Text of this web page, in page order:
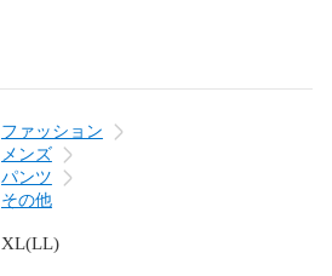
ファッション
メンズ
パンツ
その他
XL(LL)